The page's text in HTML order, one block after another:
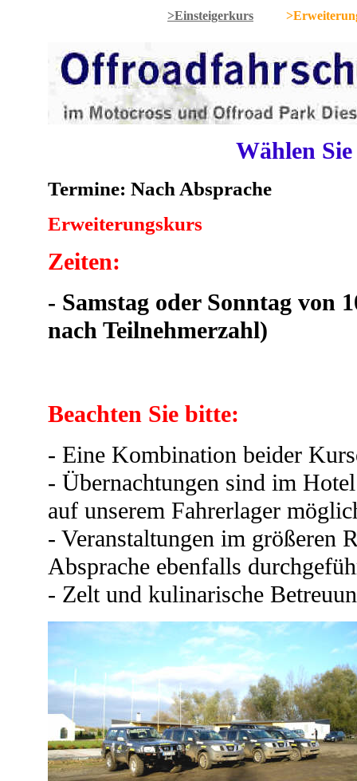
>Einsteigerkurs
Wählen
Termine: Nach Absprache
Erweiterungskurs
Zeiten:
- Samstag oder Sonntag von
nach Teilnehmerzahl)
Beachten Sie bitte:
- Eine Kombination beider
- Übernachtungen sind im
auf unserem Fahrerlager
- Veranstaltungen im größeren
Absprache ebenfalls
- Zelt und kulinarische